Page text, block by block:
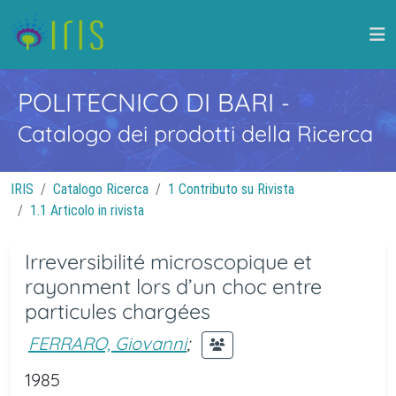
POLITECNICO DI BARI -
Catalogo dei prodotti della Ricerca
IRIS Catalogo Ricerca
1 Contributo su Rivista
1.1 Articolo in rivista
Irreversibilité microscopique et
rayonment lors d’un choc entre
particules chargées
FERRARO, Giovanni;
1985